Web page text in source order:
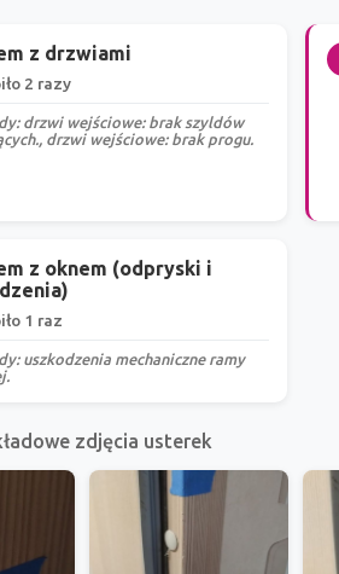
z drzwiami
2 razy
drzwi wejściowe: brak szyldów
drzwi wejściowe: brak progu.
z oknem (odpryski i
1 raz
uszkodzenia mechaniczne ramy
zdjęcia usterek